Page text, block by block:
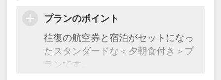
プランのポイント
往復の航空券と宿泊がセットになっ
たスタンダードな＜夕朝食付き＞プ
ランです。